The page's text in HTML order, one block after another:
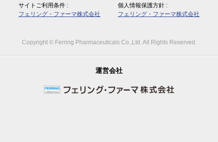
サイトご利用条件
フェリング・ファーマ株式会社
個人情報保護方針
フェリング・ファーマ株式会社
Copyright © Ferring Pharmaceuticals Co.,Ltd. All Rights Reserved.
運営会社